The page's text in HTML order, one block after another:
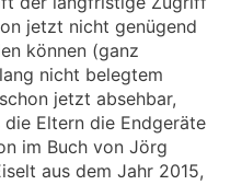
jetzt nicht genügend
können (ganz
nicht belegtem
jetzt absehbar,
Eltern die Endgeräte
im Buch von Jörg
aus dem Jahr 2015,